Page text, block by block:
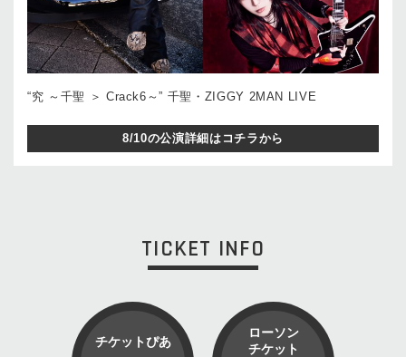
“究 ～千聖 ＞ Crack6～” 千聖・ZIGGY 2MAN LIVE
8/10の公演詳細はコチラから
TICKET INFO
チケットぴあ
ローソン
チケット